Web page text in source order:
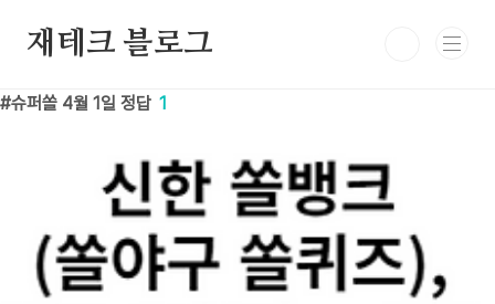
재테크 블로그
슈퍼쏠 4월 1일 정답 1